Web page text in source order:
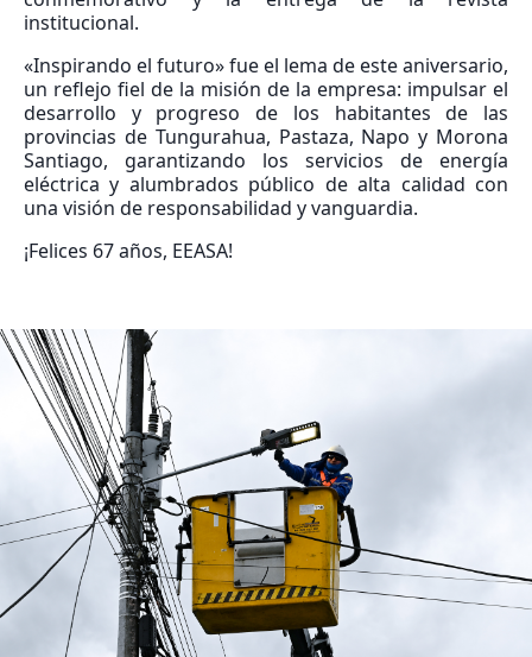
institucional.
«Inspirando el futuro» fue el lema de este aniversario,
un reflejo fiel de la misión de la empresa: impulsar el
desarrollo y progreso de los habitantes de las
provincias de Tungurahua, Pastaza, Napo y Morona
Santiago, garantizando los servicios de energía
eléctrica y alumbrados público de alta calidad con
una visión de responsabilidad y vanguardia.
¡Felices 67 años, EEASA!